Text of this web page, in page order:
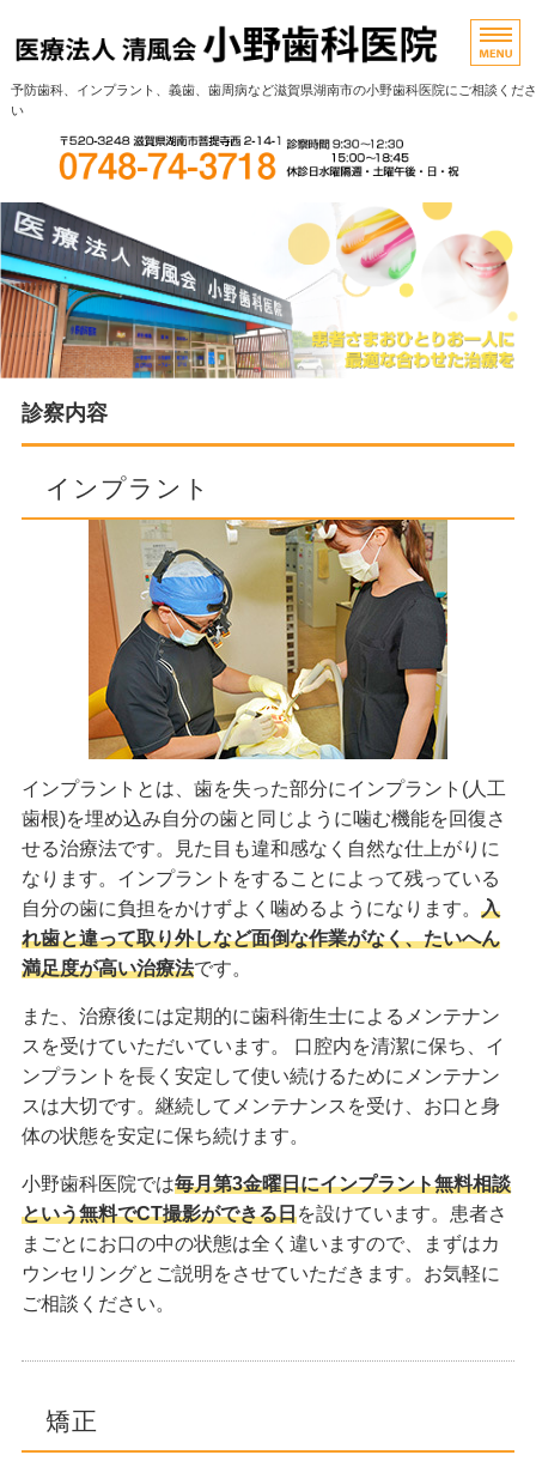
予防歯科、インプラント、義歯、歯周病など滋賀県湖南市の小野歯科医院にご相談くださ
い
ホーム
診療内容
スタッフ紹介
アクセス
診察内容
インプラント
インプラントとは、歯を失った部分にインプラント(人工
歯根)を埋め込み自分の歯と同じように噛む機能を回復さ
せる治療法です。見た目も違和感なく自然な仕上がりに
なります。インプラントをすることによって残っている
自分の歯に負担をかけずよく噛めるようになります。 入
れ歯と違って取り外しなど面倒な作業がなく、たいへん
満足度が高い治療法です。
また、治療後には定期的に歯科衛生士によるメンテナン
スを受けていただいています。 口腔内を清潔に保ち、イ
ンプラントを長く安定して使い続けるためにメンテナン
スは大切です。継続してメンテナンスを受け、お口と身
体の状態を安定に保ち続けます。
小野歯科医院では毎月第3金曜日にインプラント無料相談
という無料でCT撮影ができる日を設けています。患者さ
まごとにお口の中の状態は全く違いますので、まずはカ
ウンセリングとご説明をさせていただきます。お気軽に
ご相談ください。
矯正